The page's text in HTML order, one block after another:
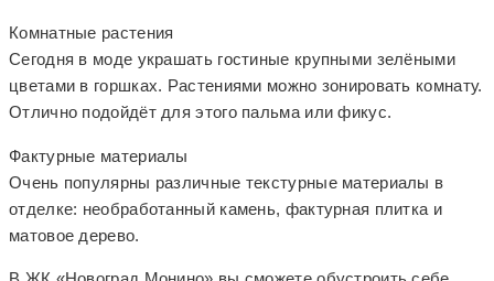
Комнатные растения
Сегодня в моде украшать гостиные крупными зелёными
цветами в горшках. Растениями можно зонировать комнату.
Отлично подойдёт для этого пальма или фикус.
Фактурные материалы
Очень популярны различные текстурные материалы в
отделке: необработанный камень, фактурная плитка и
матовое дерево.